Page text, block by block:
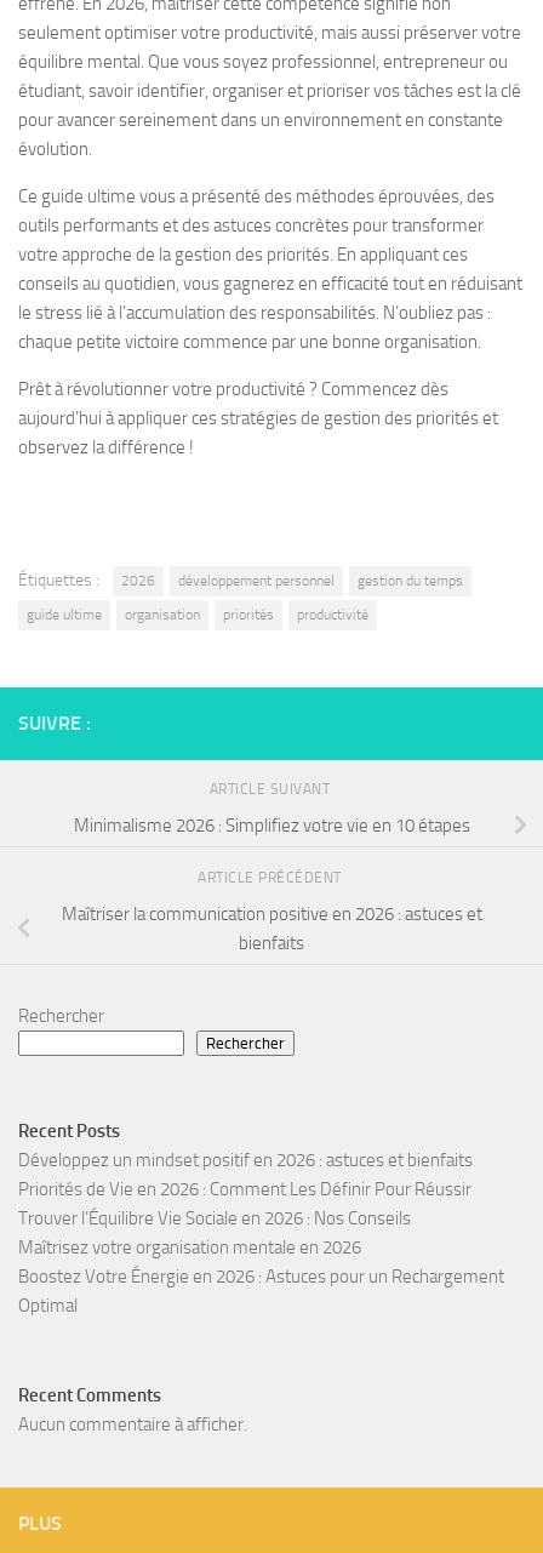
seulement optimiser votre productivité, mais aussi préserver votre
équilibre mental. Que vous soyez professionnel, entrepreneur ou
étudiant, savoir identifier, organiser et prioriser vos tâches est la clé
pour avancer sereinement dans un environnement en constante
évolution.
Ce guide ultime vous a présenté des méthodes éprouvées, des
outils performants et des astuces concrètes pour transformer
votre approche de la gestion des priorités. En appliquant ces
conseils au quotidien, vous gagnerez en efficacité tout en réduisant
le stress lié à l’accumulation des responsabilités. N’oubliez pas :
chaque petite victoire commence par une bonne organisation.
Prêt à révolutionner votre productivité ? Commencez dès
aujourd’hui à appliquer ces stratégies de gestion des priorités et
observez la différence !
Étiquettes : 2026 développement personnel
gestion du temps
guide ultime
organisation priorités productivité
SUIVRE :
ARTICLE SUIVANT
Minimalisme 2026 : Simplifiez votre vie en 10 étapes
ARTICLE PRÉCÉDENT
Maîtriser la communication positive en 2026 : astuces et
bienfaits
Rechercher
Rechercher
Recent Posts
Développez un mindset positif en 2026 : astuces et bienfaits
Priorités de Vie en 2026 : Comment Les Définir Pour Réussir
Trouver l’Équilibre Vie Sociale en 2026 : Nos Conseils
Maîtrisez votre organisation mentale en 2026
Boostez Votre Énergie en 2026 : Astuces pour un Rechargement
Optimal
Recent Comments
Aucun commentaire à afficher.
PLUS